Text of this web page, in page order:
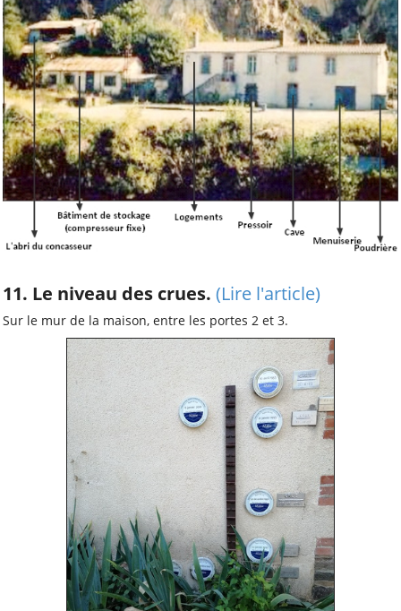
11. Le niveau des crues. (Lire l'article)
Sur le mur de la maison, entre les portes 2 et 3.